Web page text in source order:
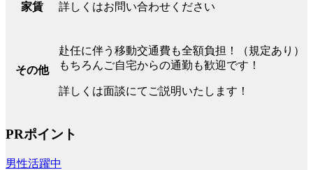
家賃 詳しくはお問い合わせください
その他
赴任に伴う移動交通費も全額負担！（規定あり）
もちろんご自宅からの通勤も歓迎です！
詳しくは面談にてご説明いたします！
PRポイント
男性活躍中